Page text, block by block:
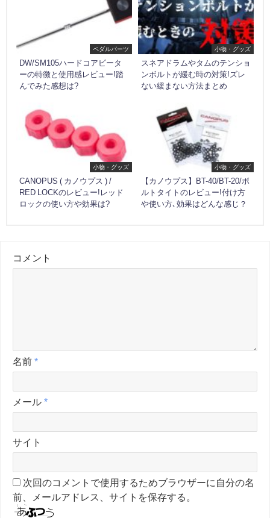
ペダルパーツ
DW/SM105ハードコアビータ
ーの特徴と使用感レビュー!踏
んでみた感想は?
小物・グッズ
スネアドラムやタムのテンショ
ンボルトが緩む時の対策!ズレ
ない緩まない方法まとめ
小物・グッズ
CANOPUS ( カノウプス ) /
RED LOCKのレビュー!レッド
ロックの使い方や効果は?
小物・グッズ
【カノウプス】BT-40/BT-20/ボ
ルトタイトのレビュー!付け方
や使い方､効果はどんな感じ？
コメント
名前 *
メール *
サイト
次回のコメントで使用するためブラウザーに自分の名
前、メールアドレス、サイトを保存する。